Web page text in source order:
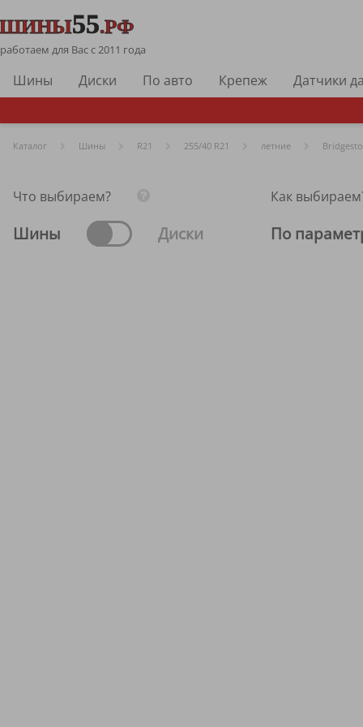
работаем для Вас с 2011 года
Шины Диски По авто Крепеж Датчики
Каталог Шины R21 255/40 R21 летние
Что выбираем?
Шины Диски
Как
По